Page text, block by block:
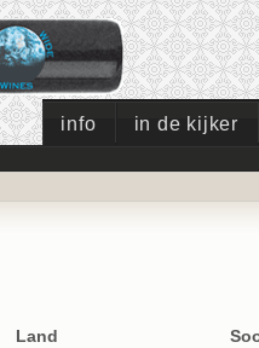
info in de kijker
Land